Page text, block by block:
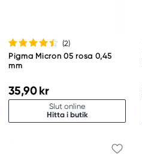
(2)
Pigma Micron 05 rosa 0,45
mm
35,90 kr
Slut online
Hitta i butik